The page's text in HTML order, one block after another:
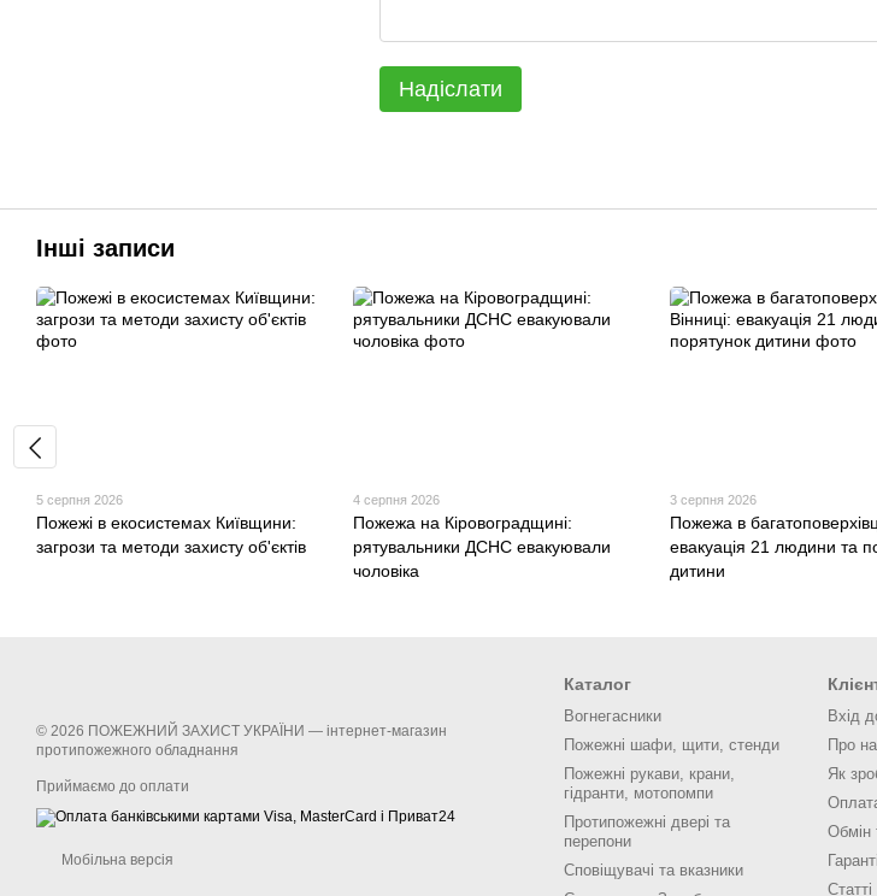
Надіслати
Інші записи
5 серпня 2026
Пожежі в екосистемах Київщини:
загрози та методи захисту об'єктів
4 серпня 2026
Пожежа на Кіровоградщині:
рятувальники ДСНС евакуювали
чоловіка
3 серпня 2026
Пожежа в
евакуація 21 людини та
дитини
© 2026 ПОЖЕЖНИЙ ЗАХИСТ УКРАЇНИ — інтернет-магазин
протипожежного обладнання
Приймаємо до оплати
Мобільна версія
Каталог
Вогнегасники
Пожежні шафи, щити, стенди
Пожежні рукави, крани,
гідранти, мотопомпи
Протипожежні двері та
перепони
Сповіщувачі та вказники
Вхід
Про
Як
Обмін
Статті